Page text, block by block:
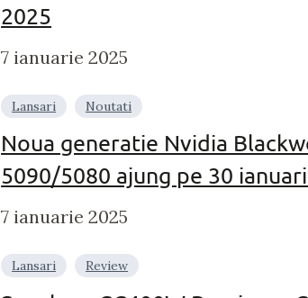
2025
7 ianuarie 2025
Lansari Noutati
Noua generatie Nvidia
5090/5080 ajung pe 30
7 ianuarie 2025
Lansari Review